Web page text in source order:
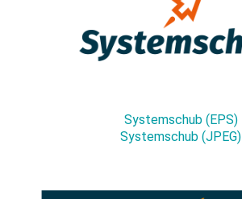
Systemschub (EPS)
Systemschub (JPEG)